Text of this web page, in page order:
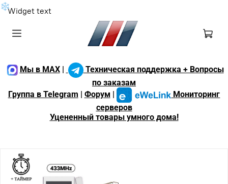
❄Widget text
Мы в MAX|
Техническая поддержка + Вопросы
по заказам
Группа в Telegram
Форум
Мониторинг
серверов
Уцененный товары умного дома!